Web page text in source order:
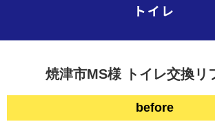
トイレ
焼津市MS様 トイレ交換リ
before